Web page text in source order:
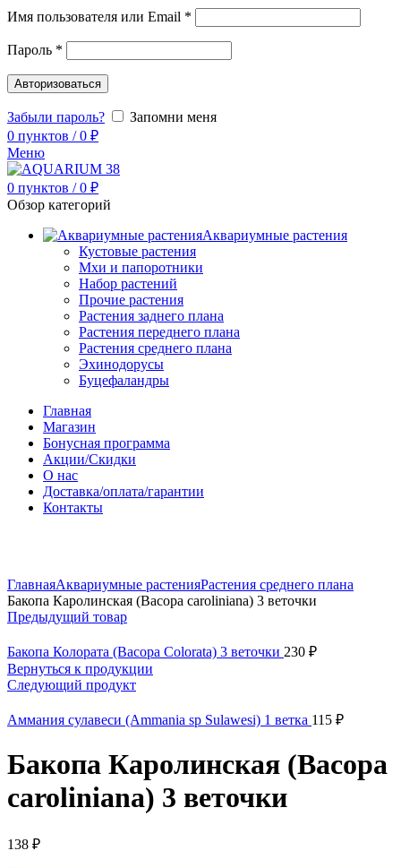
Имя пользователя или Email *
Пароль *
Авторизоваться
Забыли пароль?
Запомни меня
0 пунктов / 0 ₽
Меню
0 пунктов / 0 ₽
Обзор категорий
Аквариумные растения
Кустовые растения
Мхи и папоротники
Набор растений
Прочие растения
Растения заднего плана
Растения переднего плана
Растения среднего плана
Эхинодорусы
Буцефаландры
Главная
Магазин
Бонусная программа
Акции/Скидки
О нас
Доставка/оплата/гарантии
Контакты
ГлавнаяАквариумные растенияРастения среднего плана
Бакопа Каролинская (Bасора caroliniana) 3 веточки
Предыдущий товар
Бакопа Колората (Bacopa Colorata) 3 веточки 230 ₽
Вернуться к продукции
Следующий продукт
Аммания сулавеси (Ammania sp Sulawesi) 1 ветка 115 ₽
Бакопа Каролинская (Bасора
caroliniana) 3 веточки
138 ₽